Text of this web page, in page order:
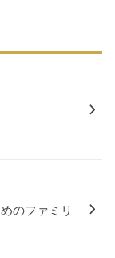
のファミリ